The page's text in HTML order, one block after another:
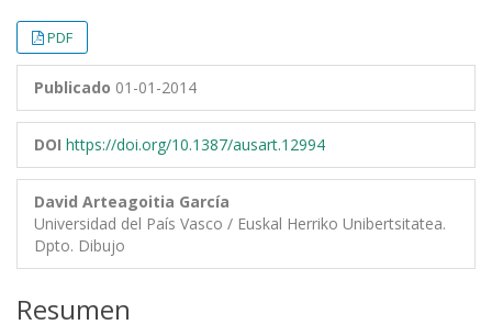
PDF
Publicado 01-01-2014
DOI https://doi.org/10.1387/ausart.12994
David Arteagoitia García
Universidad del País Vasco / Euskal Herriko Unibertsitatea.
Dpto. Dibujo
Resumen